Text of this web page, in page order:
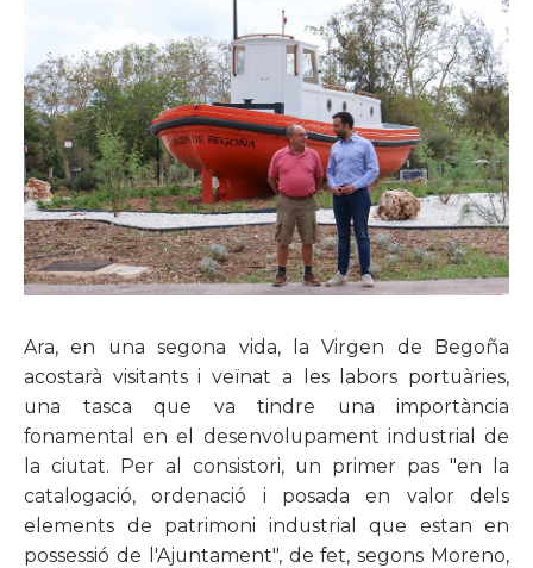
Ara, en una segona vida, la Virgen de Begoña
acostarà visitants i veïnat a les labors portuàries,
una tasca que va tindre una importància
fonamental en el desenvolupament industrial de
la ciutat. Per al consistori, un primer pas "en la
catalogació, ordenació i posada en valor dels
elements de patrimoni industrial que estan en
possessió de l'Ajuntament", de fet, segons Moreno,